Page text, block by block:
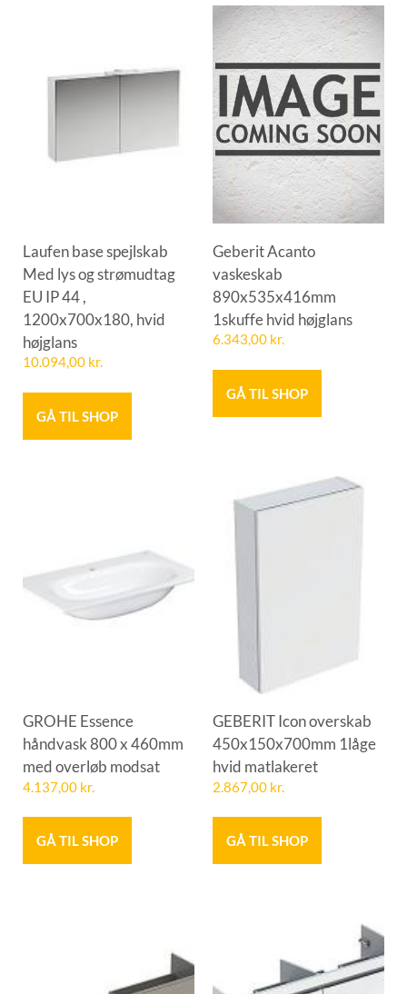
Laufen base spejlskab
Med lys og strømudtag
EU IP 44 ,
1200x700x180, hvid
højglans
10.094,00 kr.
GÅ TIL SHOP
Geberit Acanto
vaskeskab
890x535x416mm
1skuffe hvid højglans
6.343,00 kr.
GÅ TIL SHOP
GROHE Essence
håndvask 800 x 460mm
med overløb modsat
4.137,00 kr.
GÅ TIL SHOP
GEBERIT Icon overskab
450x150x700mm 1låge
hvid matlakeret
2.867,00 kr.
GÅ TIL SHOP